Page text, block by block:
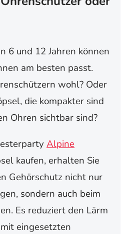
6 und 12 Jahren können
am besten passt.
wohl? Oder
die kompakter sind
Ohren sichtbar sind?
Alpine
kaufen, erhalten Sie
Gehörschutz nicht nur
sondern auch beim
Es reduziert den Lärm
eingesetzten